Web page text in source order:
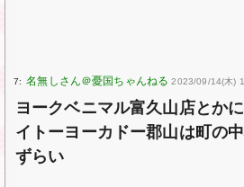
7: 2023/09/14(木)
ヨークベニマル富久山店とか
イトーヨーカドー郡山は町の
ずらい